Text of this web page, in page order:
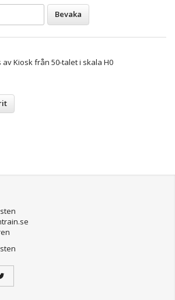
Bevaka
Kiosk från 50-talet i skala H0